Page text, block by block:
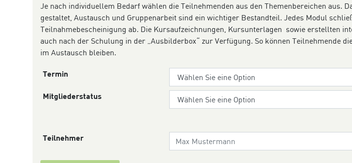
Je nach individuellem Bedarf wählen die Teilnehmenden aus den Themenbereichen aus.
gestaltet, Austausch und Gruppenarbeit sind ein wichtiger Bestandteil. Jedes Modul
Teilnahmebescheinigung ab. Die Kursaufzeichnungen, Kursunterlagen sowie erstellten
auch nach der Schulung in der „Ausbilderbox“ zur Verfügung. So können Teilnehmende
im Austausch bleiben.
Termin
Mitgliederstatus
Teilnehmer